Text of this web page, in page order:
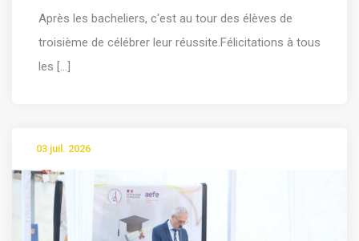
Après les bacheliers, c'est au tour des élèves de
troisième de célébrer leur réussite.Félicitations à tous
les [...]
03 juil. 2026